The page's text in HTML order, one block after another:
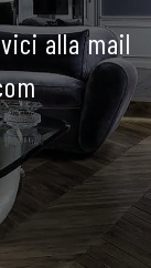
alla mail